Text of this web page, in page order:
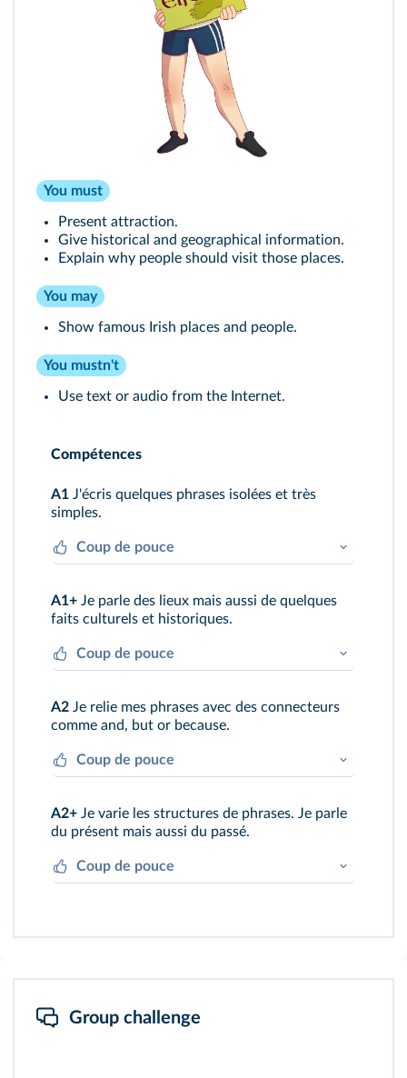
You must
Present attraction.
Give historical and geographical information.
Explain why people should visit those places.
You may
Show famous Irish places and people.
You mustn't
Use text or audio from the Internet.
Compétences
A1 J'écris quelques phrases isolées et très
simples.
Coup de pouce
A1+ Je parle des lieux mais aussi de quelques
faits culturels et historiques.
Coup de pouce
from the Middle Ages.”
A2 Je relie mes phrases avec des connecteurs
comme and, but or because.
Coup de pouce
made to promote it.”
A2+ Je varie les structures de phrases. Je parle
du présent mais aussi du passé.
Coup de pouce
Group challenge